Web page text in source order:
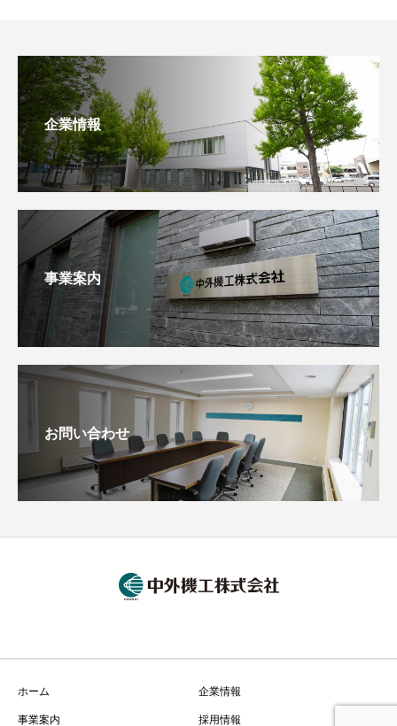
企業情報
事業案内
お問い合わせ
ホーム
企業情報
事業案内
採用情報